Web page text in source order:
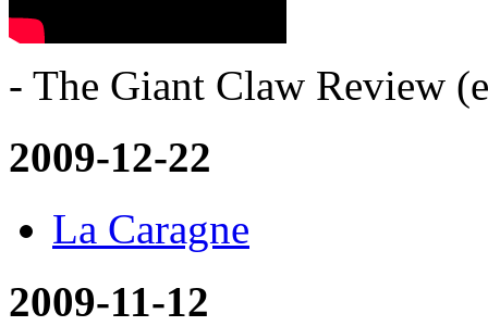
- The Giant Claw Review
2009-12-22
La Caragne
2009-11-12